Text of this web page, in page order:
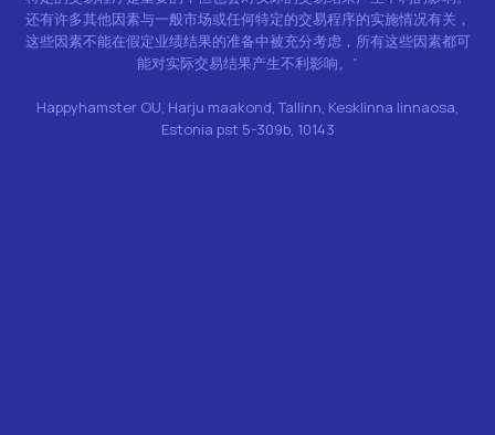
还有许多其他因素与一般市场或任何特定的交易程序的实施情况有关，
这些因素不能在假定业绩结果的准备中被充分考虑，所有这些因素都可
能对实际交易结果产生不利影响。”
Happyhamster OU, Harju maakond, Tallinn, Kesklinna linnaosa,
Estonia pst 5-309b, 10143